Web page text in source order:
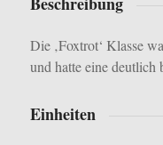
Die ‚Foxtrot‘ Klasse
und hatte eine deutlich
Einheiten